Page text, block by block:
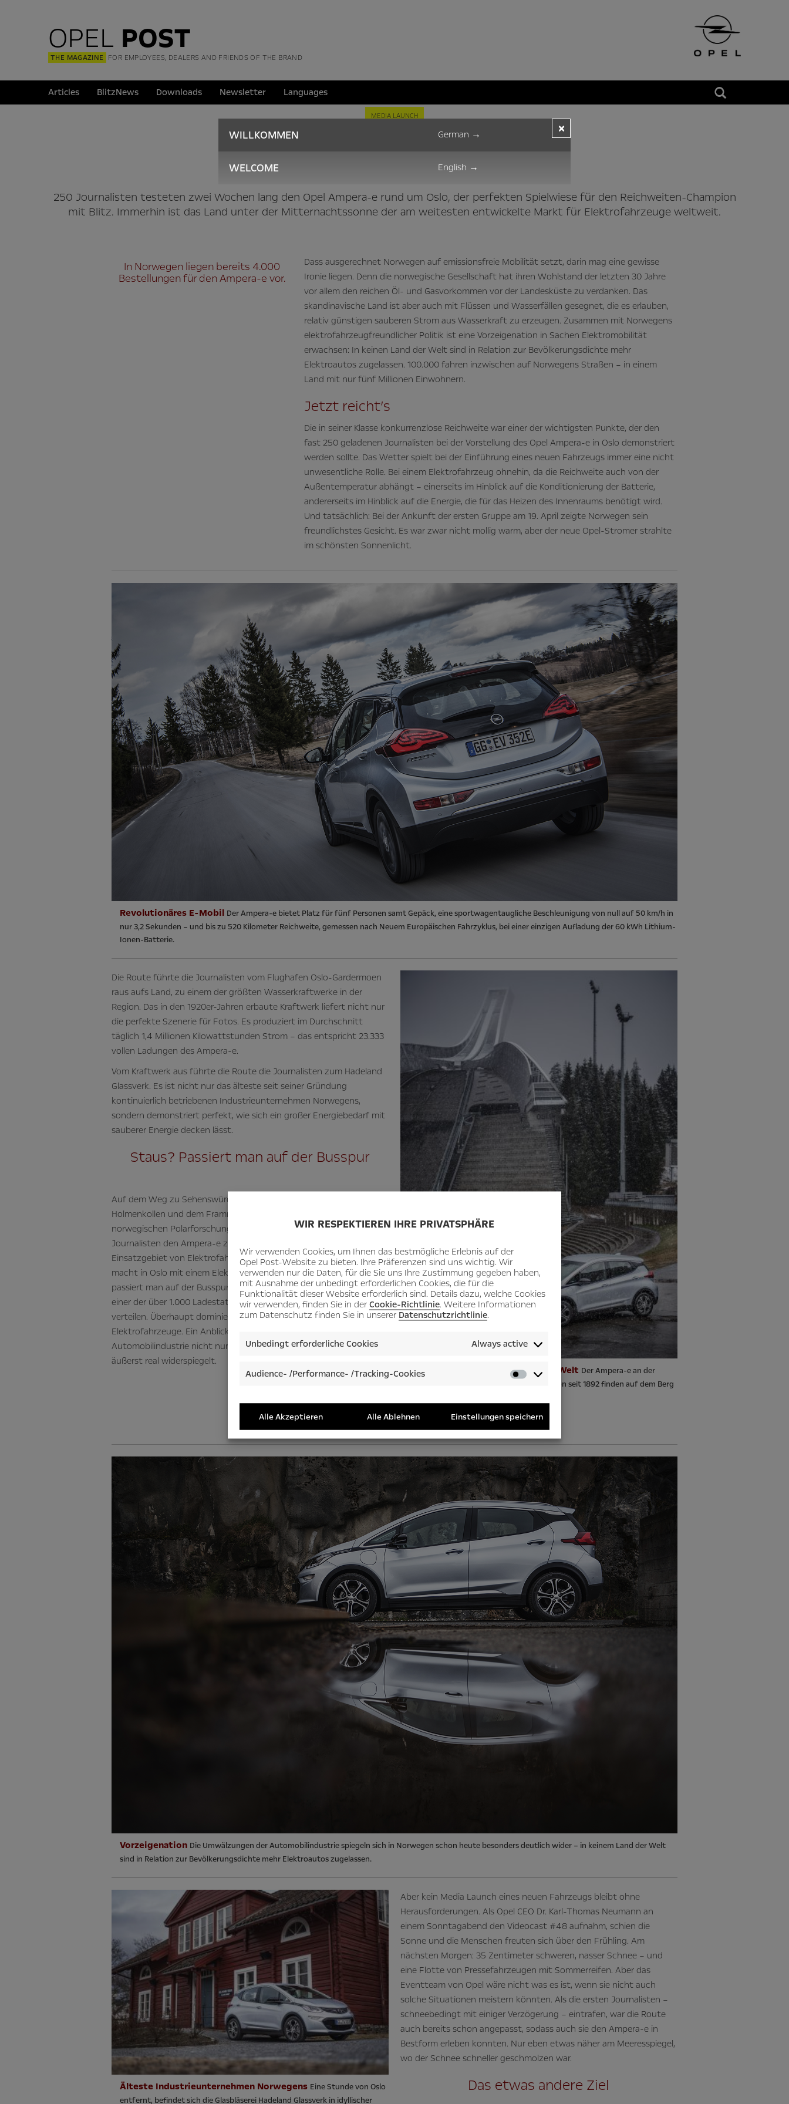
WIR RESPEKTIEREN IHRE PRIVATSPHÄRE
Wir verwenden Cookies, um Ihnen das bestmögliche Erlebnis auf der
Opel Post-Website zu bieten. Ihre Präferenzen sind uns wichtig. Wir
verwenden nur die Daten, für die Sie uns Ihre Zustimmung gegeben haben,
mit Ausnahme der unbedingt erforderlichen Cookies, die für die
Funktionalität dieser Website erforderlich sind. Details dazu, welche Cookies
wir verwenden, finden Sie in der Cookie-Richtlinie. Weitere Informationen
zum Datenschutz finden Sie in unserer Datenschutzrichtlinie.
Unbedingt erforderliche Cookies Always active
Audience- /Performance- /Tracking-Cookies
Audience-
/Tracking-
Cookies
Alle Akzeptieren Alle Ablehnen Einstellungen speichern
OPEL POST
THE MAGAZINE FOR EMPLOYEES, DEALERS AND FRIENDS OF THE BRAND
Articles BlitzNews Downloads Newsletter Languages
MEDIA LAUNCH
Elektrisierendes Norwegen
250 Journalisten testeten zwei Wochen lang den Opel Ampera-e rund um Oslo, der perfekten Spielwiese für den Reichweiten-Champion
mit Blitz. Immerhin ist das Land unter der Mitternachtssonne der am weitesten entwickelte Markt für Elektrofahrzeuge weltweit.
In Norwegen liegen bereits 4.000
Bestellungen für den Ampera-e vor.
Dass ausgerechnet Norwegen auf emissionsfreie Mobilität setzt, darin mag eine gewisse
Ironie liegen. Denn die norwegische Gesellschaft hat ihren Wohlstand der letzten 30 Jahre
vor allem den reichen Öl- und Gasvorkommen vor der Landesküste zu verdanken. Das
skandinavische Land ist aber auch mit Flüssen und Wasserfällen gesegnet, die es erlauben,
relativ günstigen sauberen Strom aus Wasserkraft zu erzeugen. Zusammen mit Norwegens
elektrofahrzeugfreundlicher Politik ist eine Vorzeigenation in Sachen Elektromobilität
erwachsen: In keinen Land der Welt sind in Relation zur Bevölkerungsdichte mehr
Elektroautos zugelassen. 100.000 fahren inzwischen auf Norwegens Straßen – in einem
Land mit nur fünf Millionen Einwohnern.
Jetzt reicht’s
Die in seiner Klasse konkurrenzlose Reichweite war einer der wichtigsten Punkte, der den
fast 250 geladenen Journalisten bei der Vorstellung des Opel Ampera-e in Oslo demonstriert
werden sollte. Das Wetter spielt bei der Einführung eines neuen Fahrzeugs immer eine nicht
unwesentliche Rolle. Bei einem Elektrofahrzeug ohnehin, da die Reichweite auch von der
Außentemperatur abhängt – einerseits im Hinblick auf die Konditionierung der Batterie,
andererseits im Hinblick auf die Energie, die für das Heizen des Innenraums benötigt wird.
Und tatsächlich: Bei der Ankunft der ersten Gruppe am 19. April zeigte Norwegen sein
freundlichstes Gesicht. Es war zwar nicht mollig warm, aber der neue Opel-Stromer strahlte
im schönsten Sonnenlicht.
Revolutionäres E-Mobil Der Ampera-e bietet Platz für fünf Personen samt Gepäck, eine sportwagentaugliche Beschleunigung von null auf 50 km/h in
nur 3,2 Sekunden – und bis zu 520 Kilometer Reichweite, gemessen nach Neuem Europäischen Fahrzyklus, bei einer einzigen Aufladung der 60 kWh Lithium-
Ionen-Batterie.
Die Route führte die Journalisten vom Flughafen Oslo-Gardermoen
raus aufs Land, zu einem der größten Wasserkraftwerke in der
Region. Das in den 1920er-Jahren erbaute Kraftwerk liefert nicht nur
die perfekte Szenerie für Fotos. Es produziert im Durchschnitt
täglich 1,4 Millionen Kilowattstunden Strom – das entspricht 23.333
vollen Ladungen des Ampera-e.
Vom Kraftwerk aus führte die Route die Journalisten zum Hadeland
Glassverk. Es ist nicht nur das älteste seit seiner Gründung
kontinuierlich betriebenen Industrieunternehmen Norwegens,
sondern demonstriert perfekt, wie sich ein großer Energiebedarf mit
sauberer Energie decken lässt.
Staus? Passiert man auf der Busspur
Auf dem Weg zu Sehenswürdigkeiten wie der Sprungschanze
Holmenkollen und dem Frammuseum, das sich der Geschichte der
norwegischen Polarforschungsreisen widmet, erlebten die
Journalisten den Ampera-e zudem im bisher wichtigsten
Einsatzgebiet von Elektrofahrzeugen – im Stadtverkehr. Und der
macht in Oslo mit einem Elektroauto ordentlich Laune. Staus
passiert man auf der Busspur, „tanken“ kann man seinen Stromer an
einer der über 1.000 Ladestationen, die sich über das Stadtgebiet
verteilen. Überhaupt dominieren auf den Straßen die
Elektrofahrzeuge. Ein Anblick, der die Umwälzungen in der
Automobilindustrie nicht nur theoretisch auf dem Papier, sondern
äußerst real widerspiegelt.
Die älteste Skisprungschanze der Welt Der Ampera-e an der
Sprungschanze Holmenkollen in Oslo. Schon seit 1892 finden auf dem Berg
Vorzeigenation Die Umwälzungen der Automobilindustrie spiegeln sich in Norwegen schon heute besonders deutlich wider – in keinem Land der Welt
sind in Relation zur Bevölkerungsdichte mehr Elektroautos zugelassen.
Älteste Industrieunternehmen Norwegens Eine Stunde von Oslo
entfernt, befindet sich die Glasbläserei Hadeland Glassverk in idyllischer
Aber kein Media Launch eines neuen Fahrzeugs bleibt ohne
Herausforderungen. Als Opel CEO Dr. Karl-Thomas Neumann an
einem Sonntagabend den Videocast #48 aufnahm, schien die
Sonne und die Menschen freuten sich über den Frühling. Am
nächsten Morgen: 35 Zentimeter schweren, nasser Schnee – und
eine Flotte von Pressefahrzeugen mit Sommerreifen. Aber das
Eventteam von Opel wäre nicht was es ist, wenn sie nicht auch
solche Situationen meistern könnten. Als die ersten Journalisten –
schneebedingt mit einiger Verzögerung – eintrafen, war die Route
auch bereits schon angepasst, sodass auch sie den Ampera-e in
Bestform erleben konnten. Nur eben etwas näher am Meeresspiegel,
wo der Schnee schneller geschmolzen war.
Das etwas andere Ziel
×
WILLKOMMEN German →
WELCOME English →